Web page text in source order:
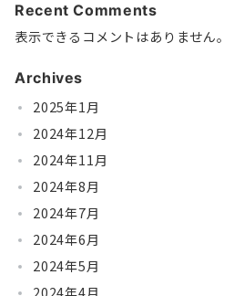
Recent Comments
表示できるコメントはありません。
Archives
2025年1月
2024年12月
2024年11月
2024年8月
2024年7月
2024年6月
2024年5月